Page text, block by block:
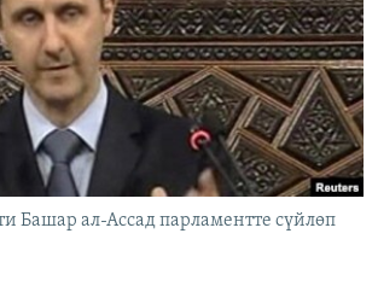
сайттары
Башар ал-Ассад парламентте сүйлөп